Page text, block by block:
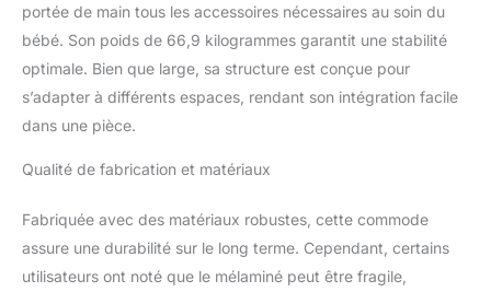
sur les photos.
MATÉRIAU: commode à
Panneau de particules,
16 mm faciles à
Commode à langer,
Matériel de montage
portée de main tous les accessoires nécessaires au soin du
bébé. Son poids de 66,9 kilogrammes garantit une stabilité
optimale. Bien que large, sa structure est conçue pour
s’adapter à différents espaces, rendant son intégration facile
dans une pièce.
Qualité de fabrication et matériaux
Fabriquée avec des matériaux robustes, cette commode
assure une durabilité sur le long terme. Cependant, certains
utilisateurs ont noté que le mélaminé peut être fragile,